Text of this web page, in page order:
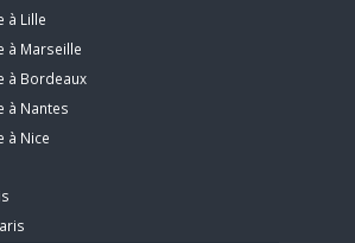
à Lille
à Marseille
à Bordeaux
à Nantes
à Nice